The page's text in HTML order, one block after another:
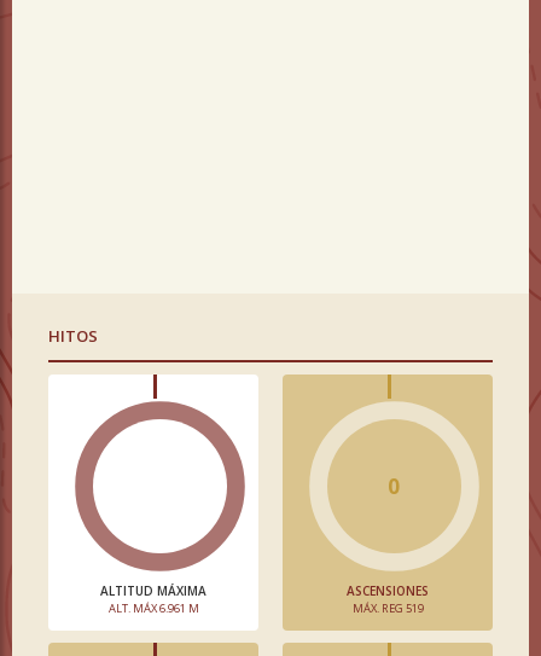
HITOS
ALTITUD MÁXIMA
ALT. MÁX 6.961 M
0
ASCENSIONES
MÁX. REG 519